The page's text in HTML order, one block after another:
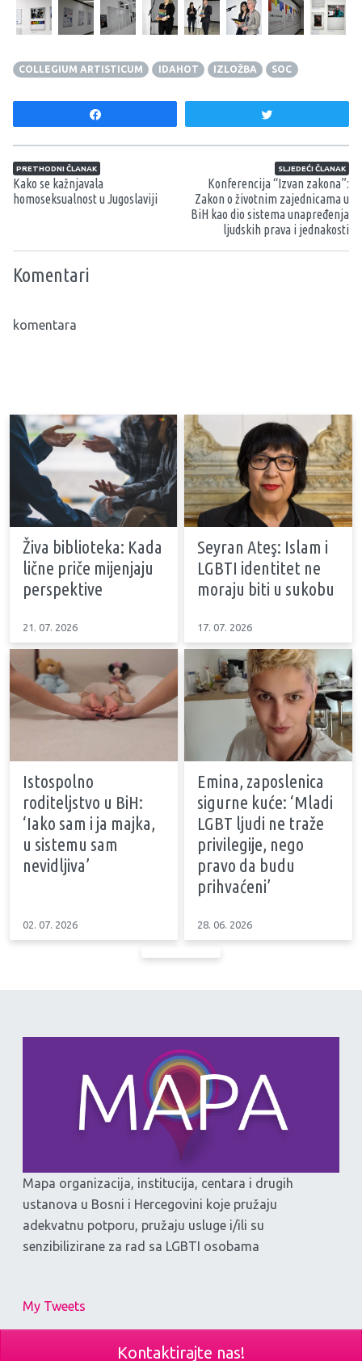
COLLEGIUM ARTISTICUM IDAHOT IZLOŽBA SOC
Navigacija članaka
PRETHODNI ČLANAK
Kako se kažnjavala
homoseksualnost u Jugoslaviji
SLJEDEĆI ČLANAK
Konferencija “Izvan zakona”:
Zakon o životnim zajednicama u
BiH kao dio sistema unapređenja
ljudskih prava i jednakosti
Komentari
komentara
Živa biblioteka: Kada
lične priče mijenjaju
perspektive
21. 07. 2026
Seyran Ateş: Islam i
LGBTI identitet ne
moraju biti u sukobu
17. 07. 2026
Istospolno
roditeljstvo u BiH:
‘Iako sam i ja majka,
u sistemu sam
nevidljiva’
02. 07. 2026
Emina, zaposlenica
sigurne kuće: ‘Mladi
LGBT ljudi ne traže
privilegije, nego
pravo da budu
prihvaćeni’
28. 06. 2026
Mapa organizacija, institucija, centara i drugih
ustanova u Bosni i Hercegovini koje pružaju
adekvatnu potporu, pružaju usluge i/ili su
senzibilizirane za rad sa LGBTI osobama
My Tweets
Kontaktirajte nas!